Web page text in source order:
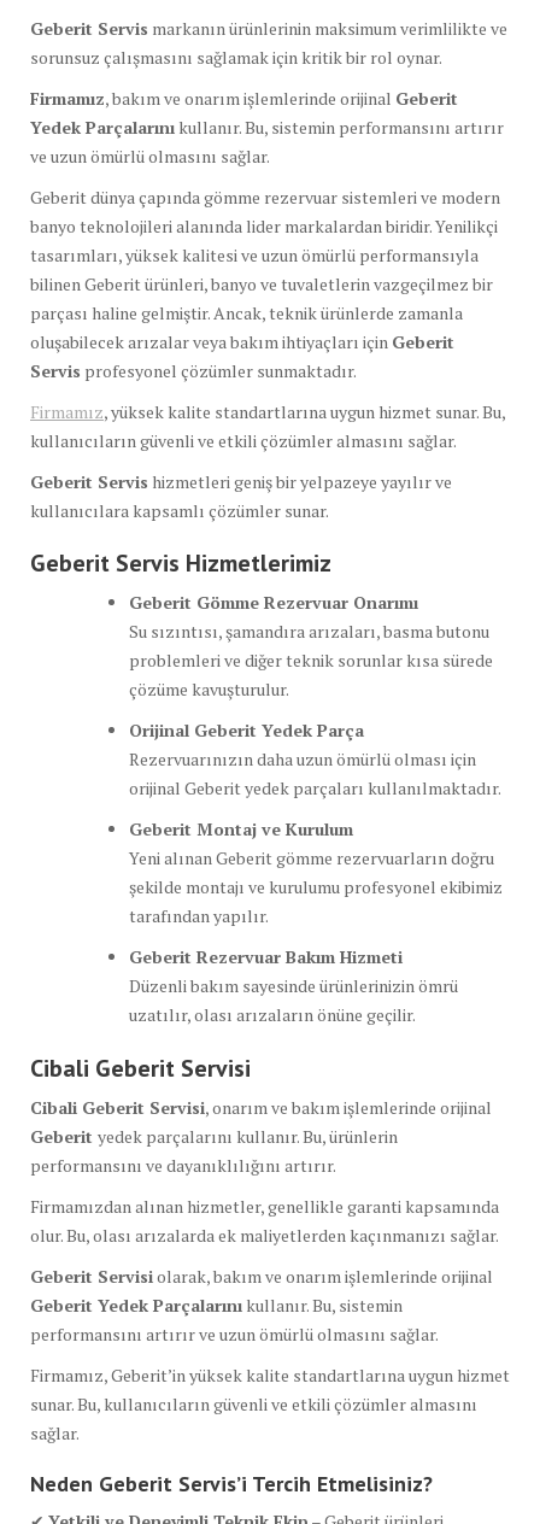
Geberit Servis markanın ürünlerinin maksimum verimlilikte ve
sorunsuz çalışmasını sağlamak için kritik bir rol oynar.
Firmamız, bakım ve onarım işlemlerinde orijinal Geberit
Yedek Parçalarını kullanır. Bu, sistemin performansını artırır
ve uzun ömürlü olmasını sağlar.
Geberit dünya çapında gömme rezervuar sistemleri ve modern
banyo teknolojileri alanında lider markalardan biridir. Yenilikçi
tasarımları, yüksek kalitesi ve uzun ömürlü performansıyla
bilinen Geberit ürünleri, banyo ve tuvaletlerin vazgeçilmez bir
parçası haline gelmiştir. Ancak, teknik ürünlerde zamanla
oluşabilecek arızalar veya bakım ihtiyaçları için Geberit
Servis profesyonel çözümler sunmaktadır.
Firmamız, yüksek kalite standartlarına uygun hizmet sunar. Bu,
kullanıcıların güvenli ve etkili çözümler almasını sağlar.
Geberit Servis hizmetleri geniş bir yelpazeye yayılır ve
kullanıcılara kapsamlı çözümler sunar.
Geberit Servis Hizmetlerimiz
Geberit Gömme Rezervuar Onarımı
Su sızıntısı, şamandıra arızaları, basma butonu
problemleri ve diğer teknik sorunlar kısa sürede
çözüme kavuşturulur.
Orijinal Geberit Yedek Parça
Rezervuarınızın daha uzun ömürlü olması için
orijinal Geberit yedek parçaları kullanılmaktadır.
Geberit Montaj ve Kurulum
Yeni alınan Geberit gömme rezervuarların doğru
şekilde montajı ve kurulumu profesyonel ekibimiz
tarafından yapılır.
Geberit Rezervuar Bakım Hizmeti
Düzenli bakım sayesinde ürünlerinizin ömrü
uzatılır, olası arızaların önüne geçilir.
Cibali Geberit Servisi
Cibali Geberit Servisi, onarım ve bakım işlemlerinde orijinal
Geberit yedek parçalarını kullanır. Bu, ürünlerin
performansını ve dayanıklılığını artırır.
Firmamızdan alınan hizmetler, genellikle garanti kapsamında
olur. Bu, olası arızalarda ek maliyetlerden kaçınmanızı sağlar.
Geberit Servisiolarak, bakım ve onarım işlemlerinde orijinal
Geberit Yedek Parçalarını kullanır. Bu, sistemin
performansını artırır ve uzun ömürlü olmasını sağlar.
Firmamız, Geberit’in yüksek kalite standartlarına uygun hizmet
sunar. Bu, kullanıcıların güvenli ve etkili çözümler almasını
sağlar.
Neden Geberit Servis’i Tercih Etmelisiniz?